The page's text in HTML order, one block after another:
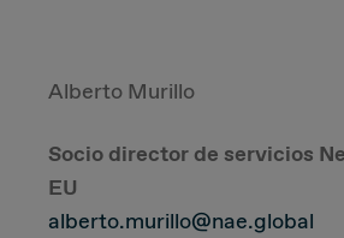
Alberto Murillo
Socio director de servicios
EU
alberto.murillo@nae.global